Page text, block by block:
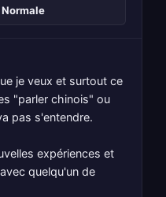
Normale
je veux et surtout ce
"parler chinois" ou
pas s'entendre.
expériences et
quelqu'un de